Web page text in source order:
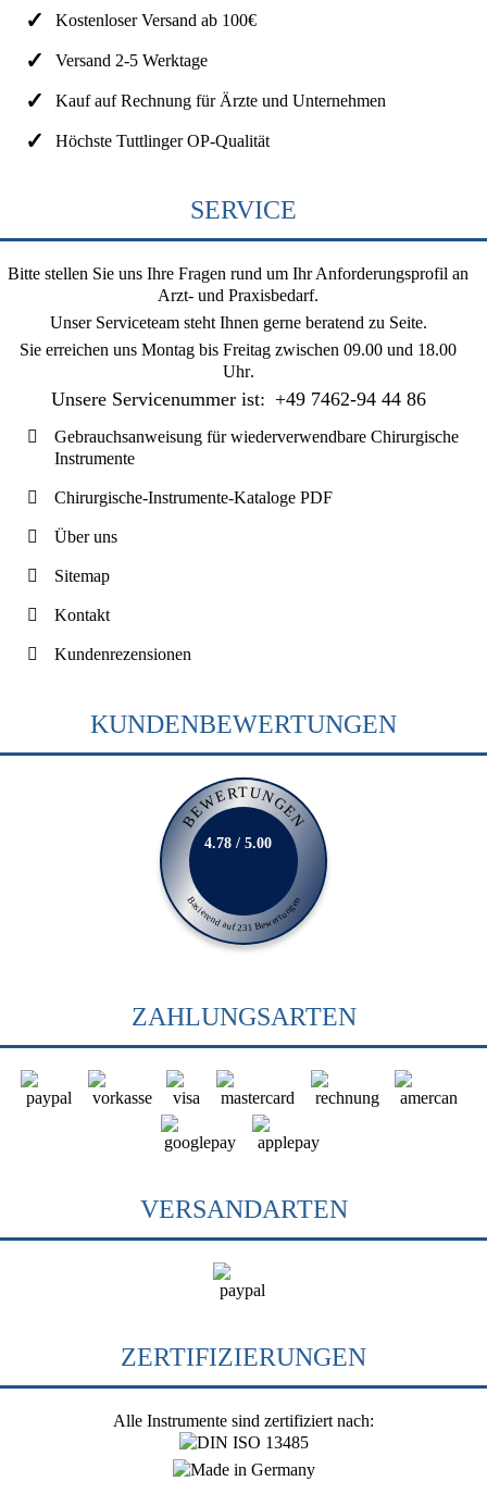
Kostenloser Versand ab 100€
Versand 2-5 Werktage
Kauf auf Rechnung für Ärzte und Unternehmen
Höchste Tuttlinger OP-Qualität
SERVICE
Bitte stellen Sie uns Ihre Fragen rund um Ihr Anforderungsprofil an
Arzt- und Praxisbedarf.
Unser Serviceteam steht Ihnen gerne beratend zu Seite.
Sie erreichen uns Montag bis Freitag zwischen 09.00 und 18.00
Uhr.
Unsere Servicenummer ist: +49 7462-94 44 86
Gebrauchsanweisung für wiederverwendbare Chirurgische
Instrumente
Chirurgische-Instrumente-Kataloge PDF
Über uns
Sitemap
Kontakt
Kundenrezensionen
KUNDENBEWERTUNGEN
BEWERTUNGEN
Basierend auf 231 Bewertungen
4.78 / 5.00
ZAHLUNGSARTEN
VERSANDARTEN
ZERTIFIZIERUNGEN
Alle Instrumente sind zertifiziert nach: